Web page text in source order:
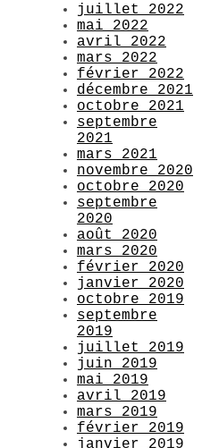
juillet 2022
mai 2022
avril 2022
mars 2022
février 2022
décembre 2021
octobre 2021
septembre
2021
mars 2021
novembre 2020
octobre 2020
septembre
2020
août 2020
mars 2020
février 2020
janvier 2020
octobre 2019
septembre
2019
juillet 2019
juin 2019
mai 2019
avril 2019
mars 2019
février 2019
janvier 2019